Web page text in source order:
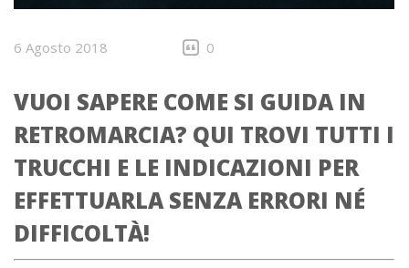
6 Agosto 2018 0
VUOI SAPERE COME SI GUIDA IN
RETROMARCIA? QUI TROVI TUTTI I
TRUCCHI E LE INDICAZIONI PER
EFFETTUARLA SENZA ERRORI NÉ
DIFFICOLTÀ!